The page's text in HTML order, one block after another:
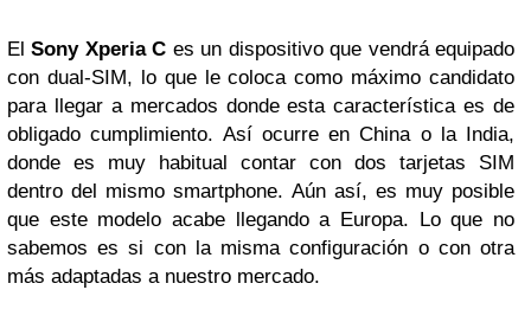
ElSony Xperia C es un dispositivo que vendrá equipado
con dual-SIM, lo que le coloca como máximo candidato
para llegar a mercados donde esta característica es de
obligado cumplimiento. Así ocurre en China o la India,
donde es muy habitual contar con dos tarjetas SIM
dentro del mismo smartphone. Aún así, es muy posible
que este modelo acabe llegando a Europa. Lo que no
sabemos es si con la misma configuración o con otra
más adaptadas a nuestro mercado.